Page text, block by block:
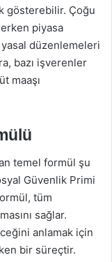
gösterebilir. Çoğu
piyasa
yasal düzenlemeleri
bazı işverenler
maaşı
temel formül şu
Güvenlik Primi
tüm
sağlar.
anlamak için
bir süreçtir.